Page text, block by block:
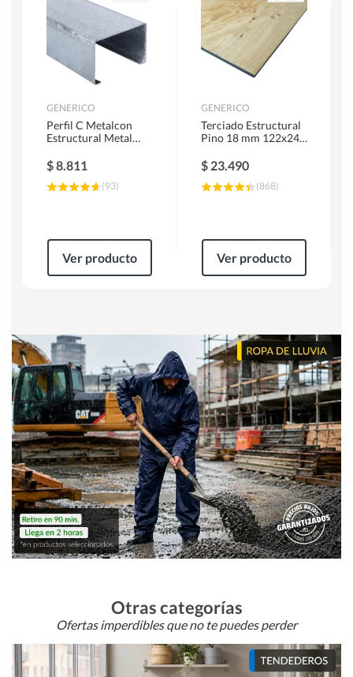
GENERICO
Perfil C Metalcon
Estructural Metal
$8.811
(93)
Ver producto
GENERICO
Terciado Estructural
Pino 18 mm 122x244
$ 23.490
(868)
Ver producto
Otras categorías
Ofertas imperdibles que no te puedes perder